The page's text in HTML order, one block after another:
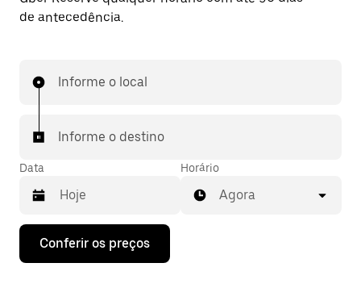
de antecedência.
Informe o local
Informe o destino
Data
Pressione
seta
Horário
Agora
Conferir os preços